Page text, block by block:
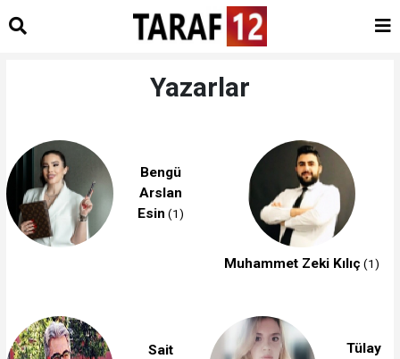
Yazarlar
Bengü
Arslan
Esin (1)
Muhammet Zeki Kılıç (1)
Sait
Tülay